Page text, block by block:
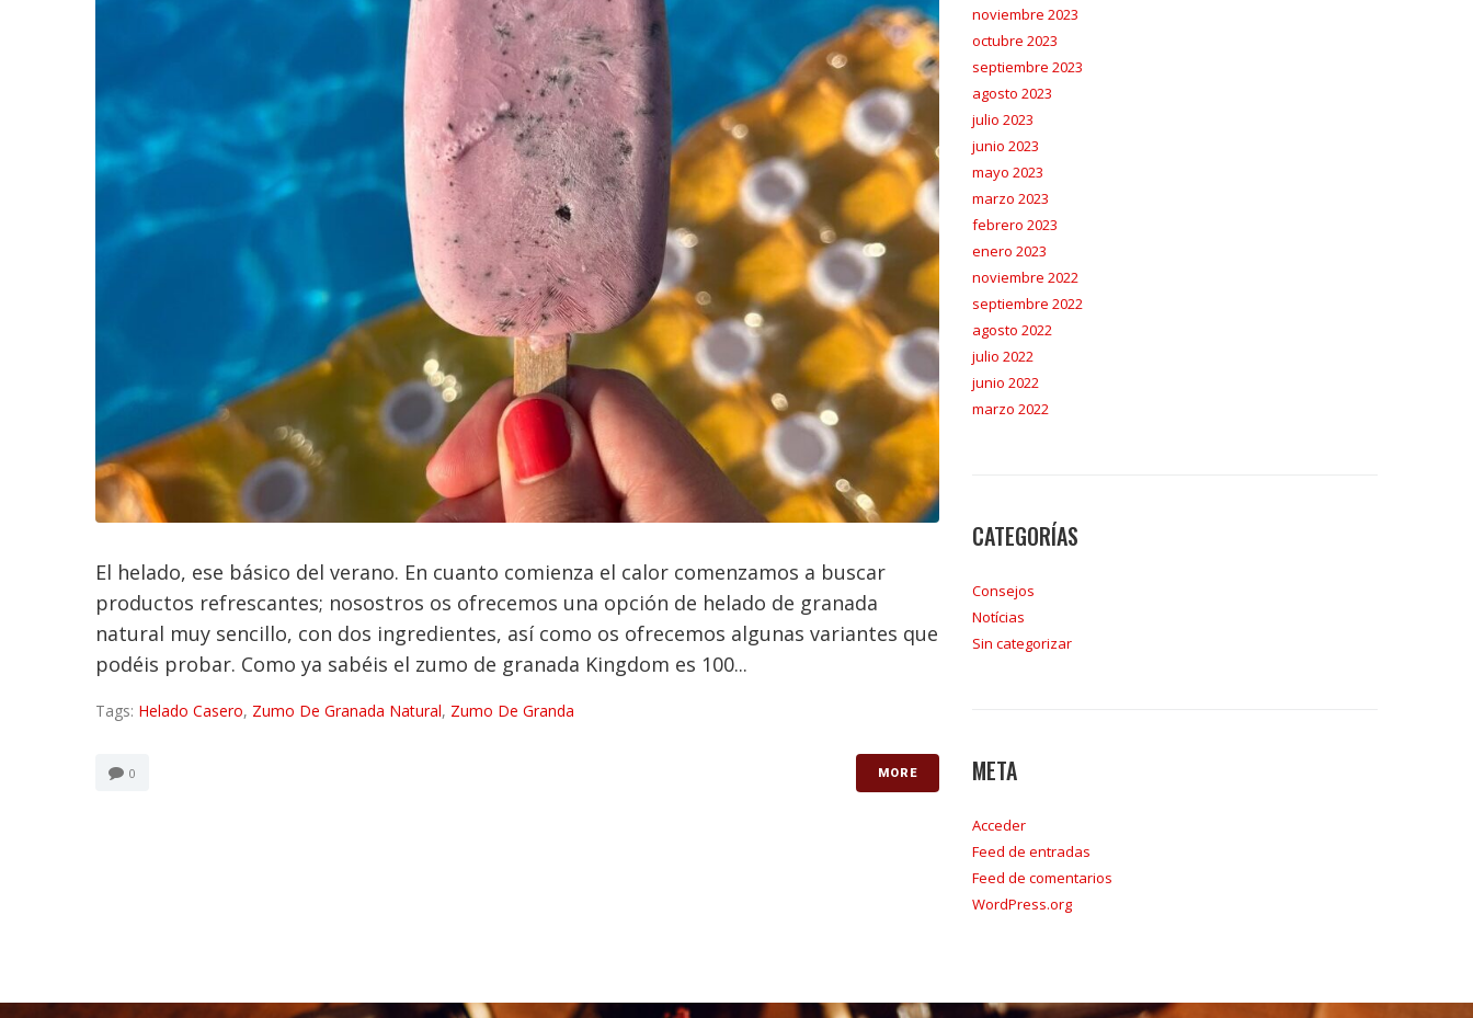
El helado, ese básico del verano. En cuanto comienza el calor comenzamos a buscar
productos refrescantes; nosostros os ofrecemos una opción de helado de granada
natural muy sencillo, con dos ingredientes, así como os ofrecemos algunas variantes que
podéis probar. Como ya sabéis el zumo de granada Kingdom es 100...
Tags: Helado Casero, Zumo De Granada Natural, Zumo De Granda
0 MORE
noviembre 2023
octubre 2023
septiembre 2023
agosto 2023
julio 2023
junio 2023
mayo 2023
marzo 2023
febrero 2023
enero 2023
noviembre 2022
septiembre 2022
agosto 2022
julio 2022
junio 2022
marzo 2022
CATEGORÍAS
Consejos
Notícias
Sin categorizar
META
Acceder
Feed de entradas
Feed de comentarios
WordPress.org